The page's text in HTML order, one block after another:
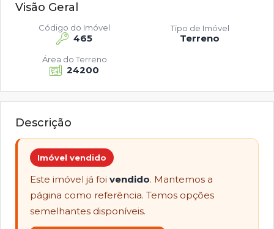
Visão Geral
465
Código do Imóvel
Terreno
Tipo de Imóvel
24200
Área do Terreno
Descrição
Imóvel vendido
Este imóvel já foi vendido. Mantemos a
página como referência. Temos opções
semelhantes disponíveis.